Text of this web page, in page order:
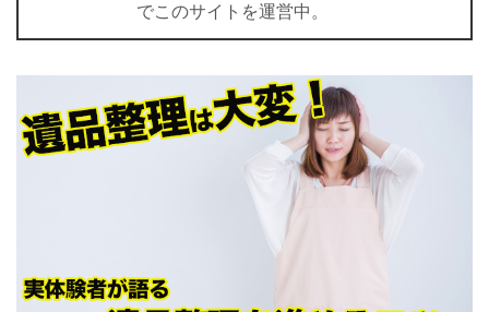
でこのサイトを運営中。